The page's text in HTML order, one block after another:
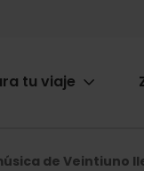
tu viaje
de Veintiuno